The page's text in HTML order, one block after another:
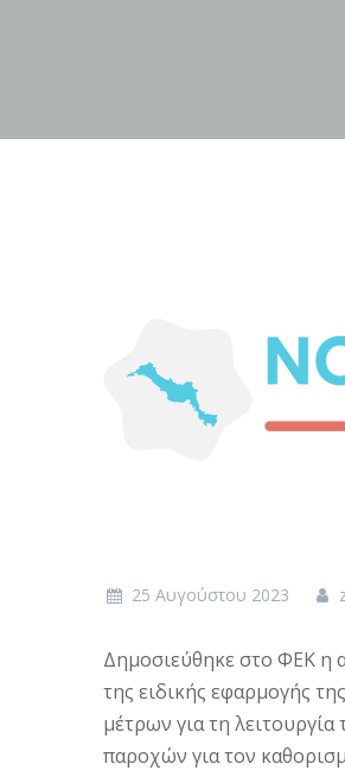
25 Αυγούστου 2023
Δημοσιεύθηκε στο ΦΕΚ η
της ειδικής εφαρμογής
μέτρων για τη
παροχών για τον